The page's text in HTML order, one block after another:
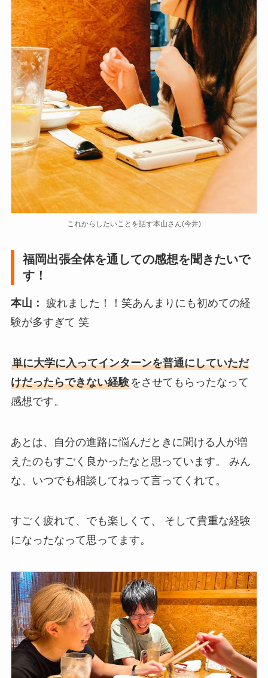
これからしたいことを話す本山さん(今井)​
福岡出張全体を通しての感想を聞きたいで
す！
本山： 疲れました！！笑あんまりにも初めての経
験が多すぎて 笑
単に大学に入ってインターンを普通にしていただ
けだったらできない経験をさせてもらったなって
感想です。
あとは、自分の進路に悩んだときに聞ける人が増
えたのもすごく良かったなと思っています。 みん
な、いつでも相談してねって言ってくれて。
すごく疲れて、でも楽しくて、 そして貴重な経験
になったなって思ってます。